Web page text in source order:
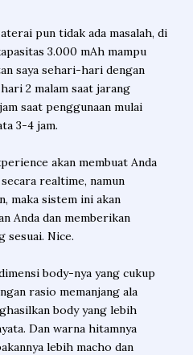
pun tidak ada masalah, di
3.000 mAh mampu
saya sehari-hari dengan
2 malam saat jarang
saat penggunaan mulai
3-4 jam.
akan membuat Anda
realtime, namun
maka sistem ini akan
Anda dan memberikan
sesuai. Nice.
body-nya yang cukup
rasio memanjang ala
body yang lebih
Dan warna hitamnya
lebih macho dan